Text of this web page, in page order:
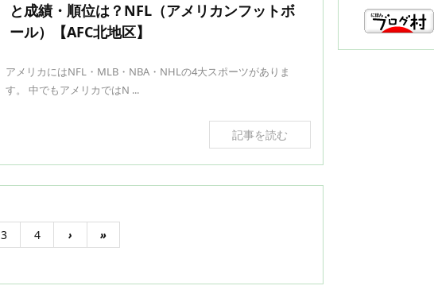
と成績・順位は？NFL（アメリカンフットボ
ール）【AFC北地区】
アメリカにはNFL・MLB・NBA・NHLの4大スポーツがありま
す。 中でもアメリカではN ...
記事を読む
3 4 › »